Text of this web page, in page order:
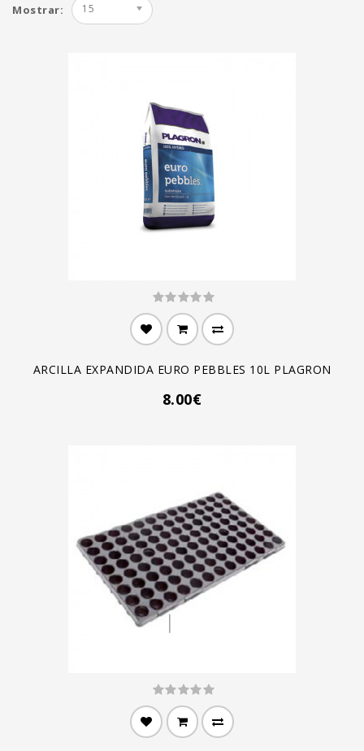
Mostrar: 15
ARCILLA EXPANDIDA EURO PEBBLES 10L PLAGRON
8.00€